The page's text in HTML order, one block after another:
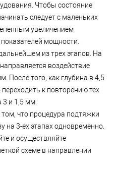
Чтобы состояние
следует с маленьких
увеличением
мощности.
из трех этапов. На
воздействие
После того, как глубина в 4,5
к повторению тех
3 и 1,5 мм.
что процедура подтяжки
на 3-ех этапах одновременно.
и осуществляйте
схеме в направлении